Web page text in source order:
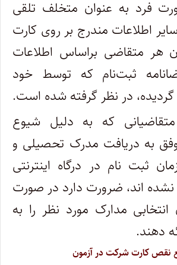
فرد به عنوان متخلف تلقی
اطلاعات مندرج بر روی کارت
هر متقاضی براساس اطلاعات
ثبت‌نام که توسط خود
در نظر گرفته شده است.
متقاضیانی که به دلیل شیوع
به دریافت مدرک تحصیلی و
ثبت نام در درگاه اینترنتی
­اند، ضرورت دارد در صورت
انتخابی مدارک مورد نظر را به
دهند.
نقص کارت شرکت در آزمون